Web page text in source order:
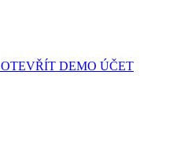
OTEVŘÍT DEMO ÚČET